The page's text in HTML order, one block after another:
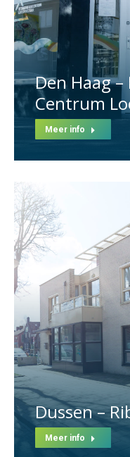
Den Haag
Centrum
Meer info
Dussen –
Meer info